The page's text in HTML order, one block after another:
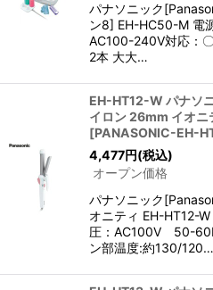
パナソニック
ン8] EH-HC50-M 電
AC100-240V対応：
2本 大大…
EH-HT12-W パナソ
イロン 26mm イオニ
[PANASONIC-EH-
4,477円(税込)
オープン価格
パナソニック
オニティ EH-HT12-
圧：AC100V 50-
ン部温度:約130/120…